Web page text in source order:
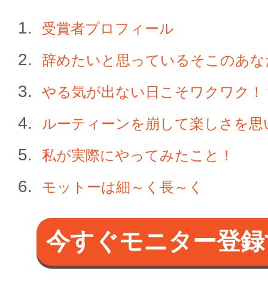
受賞者プロフィール
辞めたいと思っているそこのあ
やる気が出ない日こそワクワク！
ルーティーンを崩して楽しさを思
私が実際にやってみたこと！
モットーは細～く長～く
今すぐモニター登